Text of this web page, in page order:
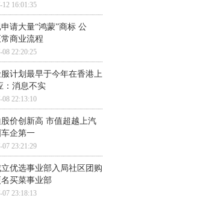
12 16:01:35
请大量“鸿蒙”商标 公
商业流程
08 22:20:25
计划最早于今年在香港上
：消息不实
08 22:13:10
股价创新高 市值超越上汽
企第一
07 23:21:29
优选事业部入局社区团购
买菜事业部
07 23:18:13